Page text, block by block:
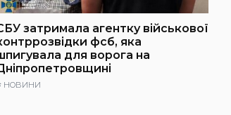
затримала агентку військової
фсб, яка
для ворога на
НОВИНИ